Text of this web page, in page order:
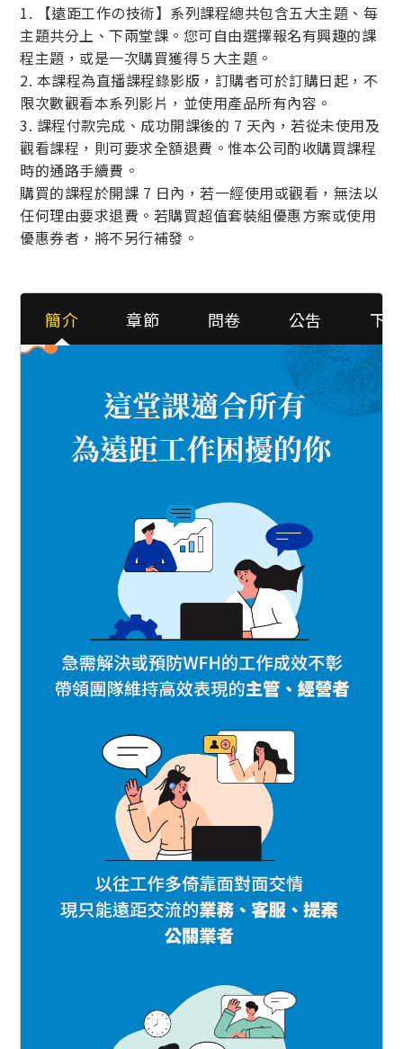
1. 【遠距工作の技術】系列課程總共包含五大主題、每
主題共分上、下兩堂課。您可自由選擇報名有興趣的課
程主題，或是一次購買獲得５大主題。
2. 本課程為直播課程錄影版，訂購者可於訂購日起，不
限次數觀看本系列影片，並使用產品所有內容。
3. 課程付款完成、成功開課後的 7 天內，若從未使用及
觀看課程，則可要求全額退費。惟本公司酌收購買課程
時的通路手續費。
購買的課程於開課 7 日內，若一經使用或觀看，無法以
任何理由要求退費。 若購買超值套裝組優惠方案或使用
優惠券者，將不另行補發。
簡介 章節 問卷 公吿 下載